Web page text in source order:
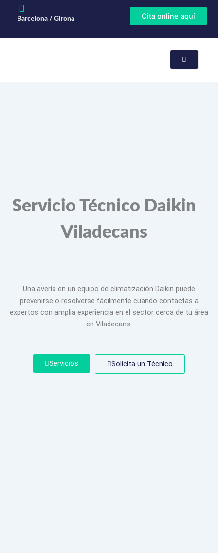
Barcelona / Girona Cita online aquí
Servicio Técnico Daikin
Viladecans
Una avería en un equipo de climatización Daikin puede
prevenirse o resolverse fácilmente cuando contactas a
expertos con amplia experiencia en el sector cerca de tu área
en Viladecans.
Servicios Solicita un Técnico